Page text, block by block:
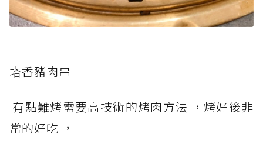
塔香豬肉串
有點難烤需要高技術的烤肉方法 ，烤好後非
常的好吃 ，